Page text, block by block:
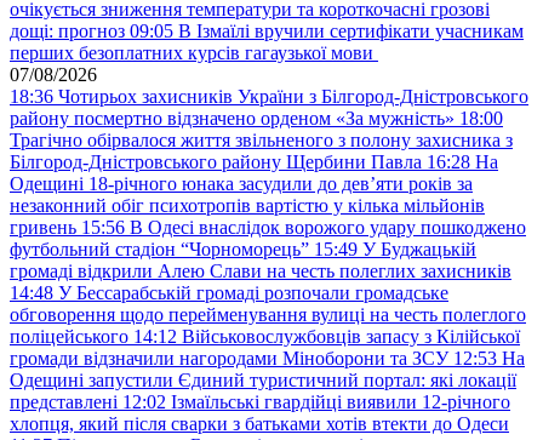
очікується зниження температури та короткочасні грозові
дощі: прогноз 09:05 В Ізмаїлі вручили сертифікати учасникам
перших безоплатних курсів гагаузької мови
07/08/2026
18:36 Чотирьох захисників України з Білгород-Дністровського
району посмертно відзначено орденом «За мужність» 18:00
Трагічно обірвалося життя звільненого з полону захисника з
Білгород-Дністровського району Щербини Павла 16:28 На
Одещині 18-річного юнака засудили до дев’яти років за
незаконний обіг психотропів вартістю у кілька мільйонів
гривень 15:56 В Одесі внаслідок ворожого удару пошкоджено
футбольний стадіон “Чорноморець” 15:49 У Буджацькій
громаді відкрили Алею Слави на честь полеглих захисників
14:48 У Бессарабській громаді розпочали громадське
обговорення щодо перейменування вулиці на честь полеглого
поліцейського 14:12 Військовослужбовців запасу з Кілійської
громади відзначили нагородами Міноборони та ЗСУ 12:53 На
Одещині запустили Єдиний туристичний портал: які локації
представлені 12:02 Ізмаїльські гвардійці виявили 12-річного
хлопця, який після сварки з батьками хотів втекти до Одеси